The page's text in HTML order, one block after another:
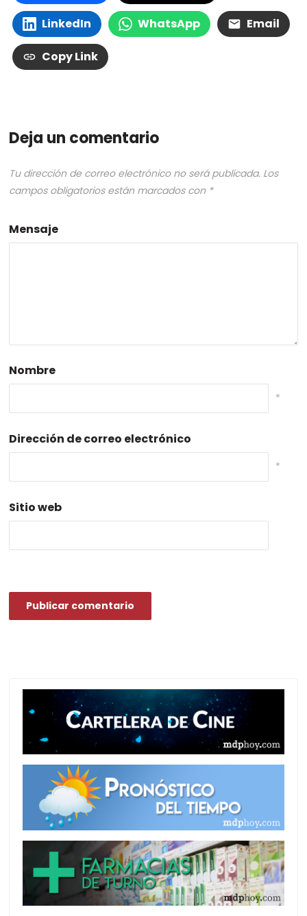
LinkedIn WhatsApp Email
Copy Link
Deja un comentario
Tu dirección de correo electrónico no será publicada. Los
campos obligatorios están marcados con *
Mensaje
Nombre
*
Dirección de correo electrónico
*
Sitio web